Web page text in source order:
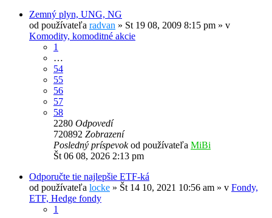
Zemný plyn, UNG, NG
od používateľa radvan » St 19 08, 2009 8:15 pm » v
Komodity, komoditné akcie
1
…
54
55
56
57
58
2280 Odpovedí
720892 Zobrazení
Posledný príspevokod používateľa MiBi
Št 06 08, 2026 2:13 pm
Odporučte tie najlepšie ETF-ká
od používateľa locke » Št 14 10, 2021 10:56 am » v Fondy,
ETF, Hedge fondy
1